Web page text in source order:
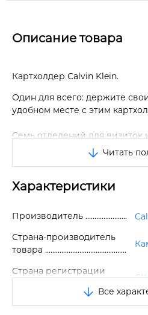
Описание товара
Картхолдер Calvin Klein.
Один для всего: держите
удобном месте с этим
Семь отделений для визиток
Не занимает много места.
Выпуклый логотип бренда на
картхолдера.
Отличное качество.
Размер: 10*8 см.
Читать
Характеристики
Производитель
Страна-производитель
товара
Страна регистрации
Размер
Все